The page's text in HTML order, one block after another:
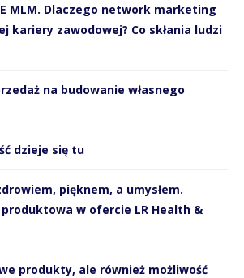
MLM. Dlaczego network marketing
kariery zawodowej? Co skłania ludzi
na budowanie własnego
dzieje się tu
pięknem, a umysłem.
w ofercie LR Health &
produkty, ale również możliwość